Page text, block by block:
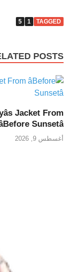
TAGGED
1
5
POSTS
Jacket From
Sunsetâ
أغسطس 9, 2026